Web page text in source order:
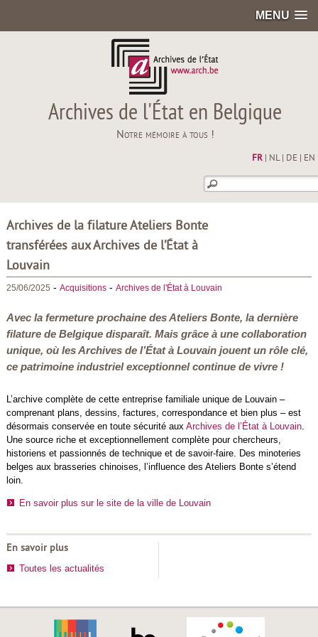
MENU
Archives de l'État en Belgique
Notre mémoire à tous !
FR| NL| DE EN
Archives de la filature Ateliers Bonte
transférées aux Archives de l’État à
Louvain
25/06/2025 - Acquisitions- Archives de l'État à Louvain
Avec la fermeture prochaine des Ateliers Bonte, la dernière
filature de Belgique disparaît. Mais grâce à une collaboration
unique, où les Archives de l’État à Louvain jouent un rôle clé,
ce patrimoine industriel exceptionnel continue de vivre !
L’archive complète de cette entreprise familiale unique de Louvain –
comprenant plans, dessins, factures, correspondance et bien plus – est
désormais conservée en toute sécurité aux Archives de l’État à Louvain.
Une source riche et exceptionnellement complète pour chercheurs,
historiens et passionnés de technique et de savoir-faire. Des minoteries
belges aux brasseries chinoises, l’influence des Ateliers Bonte s’étend
loin.
En savoir plus sur le site de la ville de Louvain
En savoir plus
Toutes les actualités